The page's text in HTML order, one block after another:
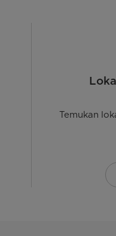
mendapatkan udara
Temukan